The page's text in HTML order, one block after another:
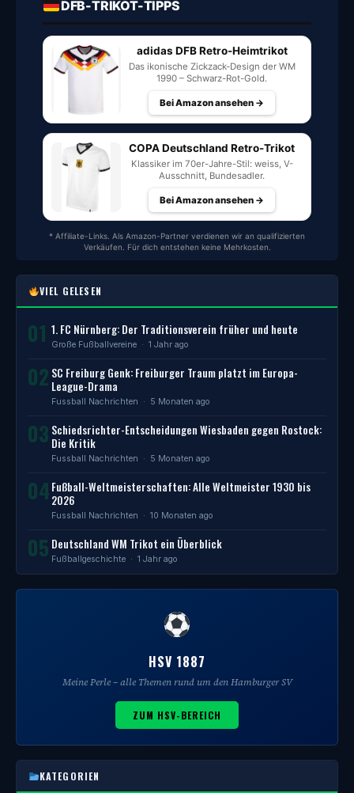
DFB-TRIKOT-TIPPS
adidas DFB Retro-Heimtrikot
Das ikonische Zickzack-Design der WM
1990 – Schwarz-Rot-Gold.
Bei Amazon ansehen →
COPA Deutschland Retro-Trikot
Klassiker im 70er-Jahre-Stil: weiss, V-
Ausschnitt, Bundesadler.
Bei Amazon ansehen →
* Affiliate-Links. Als Amazon-Partner verdienen wir an qualifizierten
Verkäufen. Für dich entstehen keine Mehrkosten.
VIEL GELESEN
01 1. FC Nürnberg: Der Traditionsverein früher und heute
Große Fußballvereine · 1 Jahr ago
02 SC Freiburg Genk: Freiburger Traum platzt im Europa-
League-Drama
Fussball Nachrichten · 5 Monaten ago
03 Schiedsrichter-Entscheidungen Wiesbaden gegen Rostock:
Die Kritik
Fussball Nachrichten · 5 Monaten ago
04 Fußball-Weltmeisterschaften: Alle Weltmeister 1930 bis
2026
Fussball Nachrichten · 10 Monaten ago
05 Deutschland WM Trikot ein Überblick
Fußballgeschichte · 1 Jahr ago
HSV 1887
Meine Perle – alle Themen rund um den Hamburger SV
ZUM HSV-BEREICH
KATEGORIEN